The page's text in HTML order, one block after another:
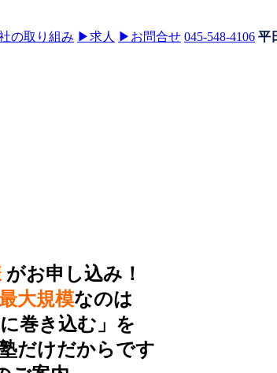
の取り組み ▶求人 ▶ お問合せ 045-548-4106 平
がお申し込み！
大規模なのは
巻き込む」 を
だけだからです